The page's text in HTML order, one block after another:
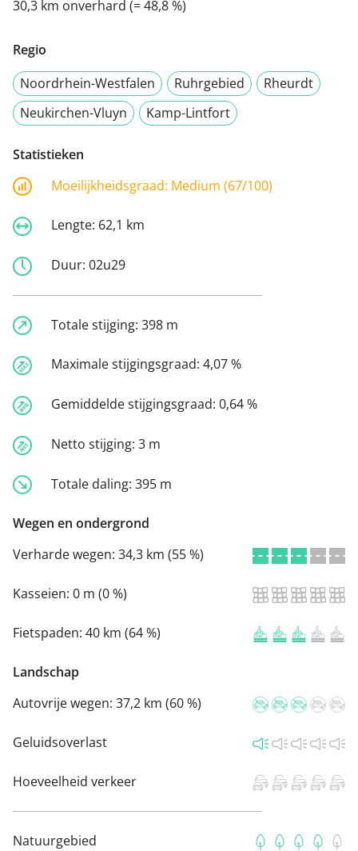
30,3 km onverhard (= 48,8 %)
Regio
Noordrhein-Westfalen
Ruhrgebied
Rheurdt
Neukirchen-Vluyn
Kamp-Lintfort
Statistieken
Moeilijkheidsgraad: Medium (67/100)
Lengte: 62,1 km
Duur: 02u29
Totale stijging: 398 m
Maximale stijgingsgraad: 4,07 %
Gemiddelde stijgingsgraad: 0,64 %
Netto stijging: 3 m
Totale daling: 395 m
Wegen en ondergrond
Verharde wegen: 34,3 km (55 %)
Kasseien: 0 m (0 %)
Fietspaden: 40 km (64 %)
Landschap
Autovrije wegen: 37,2 km (60 %)
Geluidsoverlast
Hoeveelheid verkeer
Natuurgebied